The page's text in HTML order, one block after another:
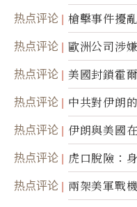
航運公司
热点评论
槍擊事件擾
職責
热点评论
歐洲公司涉
美軍基地的
热点评论 美國封鎖霍
热点评论
中共對伊朗
間接技術轉
热点评论 伊朗與美國
热点评论 虎口脫險：
热点评论
兩架美軍戰